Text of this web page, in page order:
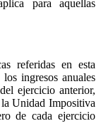
para aquellas
referidas en esta
ingresos anuales
ejercicio anterior,
la Unidad Impositiva
de cada ejercicio